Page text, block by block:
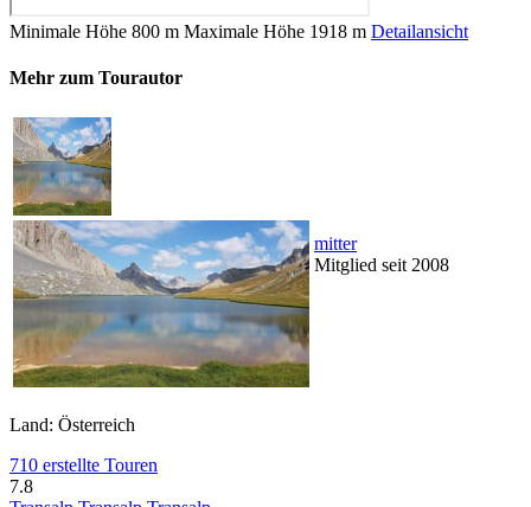
Minimale Höhe 800 m Maximale Höhe 1918 m Detailansicht
Mehr zum Tourautor
mitter
Mitglied seit 2008
Land: Österreich
710 erstellte Touren
7.8